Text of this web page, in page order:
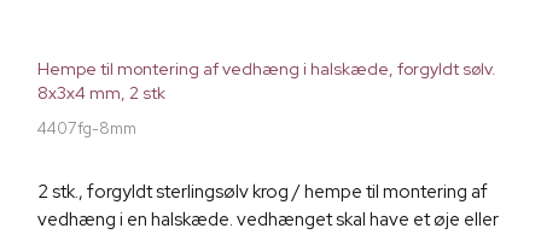
Hempe til montering af vedhæng i halskæde, forgyldt sølv.
8x3x4 mm, 2 stk
4407fg-8mm
2 stk., forgyldt sterlingsølv krog / hempe til montering af
vedhæng i en halskæde. vedhænget skal have et øje eller